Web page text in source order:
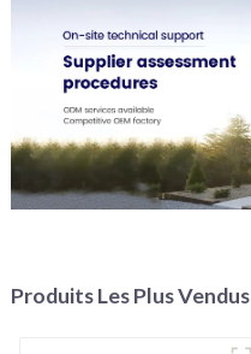
Produits Les Plus Vendus